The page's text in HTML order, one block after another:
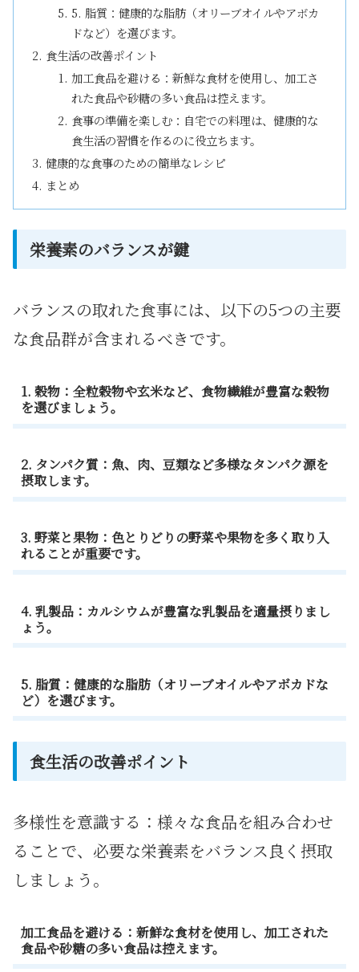
5. 脂質：健康的な脂肪（オリーブオイルやアボカ
ドなど）を選びます。
食生活の改善ポイント
加工食品を避ける：新鮮な食材を使用し、加工さ
れた食品や砂糖の多い食品は控えます。
食事の準備を楽しむ：自宅での料理は、健康的な
食生活の習慣を作るのに役立ちます。
健康的な食事のための簡単なレシピ
まとめ
栄養素のバランスが鍵
バランスの取れた食事には、以下の5つの主要
な食品群が含まれるべきです。
1. 穀物：全粒穀物や玄米など、食物繊維が豊富な穀物
を選びましょう。
2. タンパク質：魚、肉、豆類など多様なタンパク源を
摂取します。
3. 野菜と果物：色とりどりの野菜や果物を多く取り入
れることが重要です。
4. 乳製品：カルシウムが豊富な乳製品を適量摂りまし
ょう。
5. 脂質：健康的な脂肪（オリーブオイルやアボカドな
ど）を選びます。
食生活の改善ポイント
多様性を意識する：様々な食品を組み合わせ
ることで、必要な栄養素をバランス良く摂取
しましょう。
加工食品を避ける：新鮮な食材を使用し、加工された
食品や砂糖の多い食品は控えます。